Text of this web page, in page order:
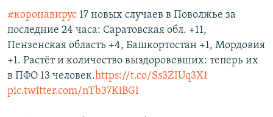
#коронавирус 17 новых случаев в Поволжье за
последние 24 часа: Саратовская обл. +11,
Пензенская область +4, Башкортостан +1, Мордовия
+1. Растёт и количество выздоровевших: теперь их
в ПФО 13 человек.https://t.co/Ss3ZIUq3X1
pic.twitter.com/nTb37KiBGI